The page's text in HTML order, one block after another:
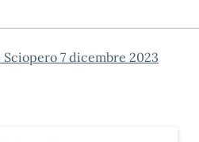
7 dicembre 2023